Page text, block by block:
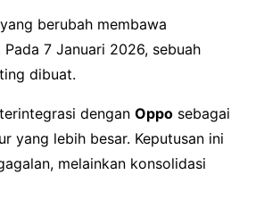
berubah membawa
Pada 7 Januari 2026, sebuah
dibuat.
dengan Oppo sebagai
yang lebih besar. Keputusan ini
melainkan konsolidasi